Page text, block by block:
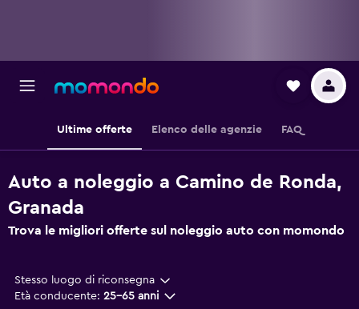
Ultime offerte Elenco delle agenzie FAQ
Auto a noleggio a Camino de Ronda,
Granada
Trova le migliori offerte sul noleggio auto con momondo
Stesso luogo di riconsegna
Età conducente: 25-65 anni